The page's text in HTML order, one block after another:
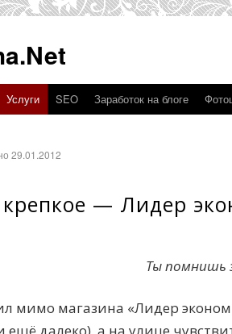
Услуги SEO Заработок на блоге
29.01.2012
— Лидер
Ты помнишь
мимо магазина «Лидер